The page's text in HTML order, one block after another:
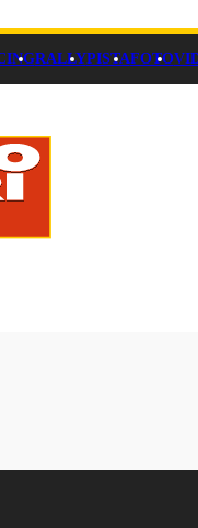
RALLYPISTAFOTO